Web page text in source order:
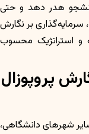
دانشجو هدر دهد و حتی
سرمایه‌گذاری بر نگارش
و استراتژیک محسوب
پروپوزال
شهرهای دانشگاهی،